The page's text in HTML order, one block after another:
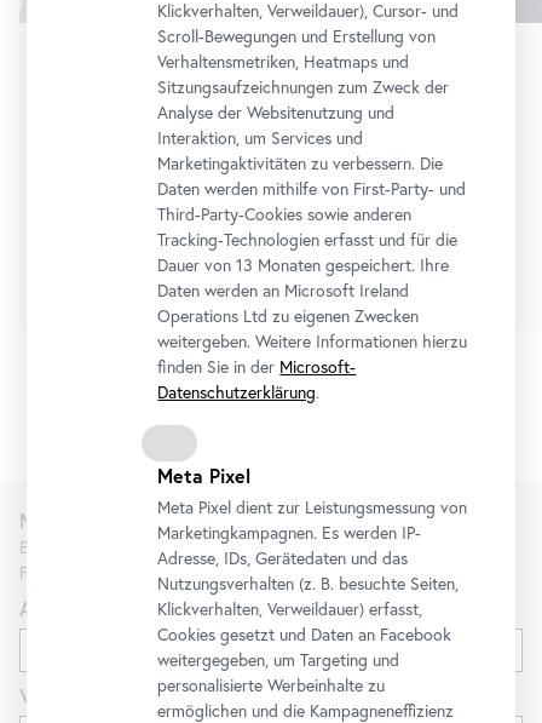
Ausstellung • Belvedere 21
Stellprobe
Sammlungszugänge der letzten Dekade in einem
Display von Heimo Zobernig
10. Juli 2026-4. Oktober 2026
Tickets
Newsletter
Erfahren Sie als Erste*r über neue Ausstellungen, Workshops,
Führungen und Aktionen des Belvedere.
Anrede
Vorname
Klickverhalten, Verweildauer), Cursor- und
Scroll-Bewegungen und Erstellung von
Verhaltensmetriken, Heatmaps und
Sitzungsaufzeichnungen zum Zweck der
Analyse der Websitenutzung und
Interaktion, um Services und
Marketingaktivitäten zu verbessern. Die
Daten werden mithilfe von First-Party- und
Third-Party-Cookies sowie anderen
Tracking-Technologien erfasst und für die
Dauer von 13 Monaten gespeichert. Ihre
Daten werden an Microsoft Ireland
Operations Ltd zu eigenen Zwecken
weitergeben. Weitere Informationen hierzu
finden Sie in der Microsoft-
Datenschutzerklärung.
Meta Pixel
Meta Pixel dient zur Leistungsmessung von
Marketingkampagnen. Es werden IP-
Adresse, IDs, Gerätedaten und das
Nutzungsverhalten (z. B. besuchte Seiten,
Klickverhalten, Verweildauer) erfasst,
Cookies gesetzt und Daten an Facebook
weitergegeben, um Targeting und
personalisierte Werbeinhalte zu
ermöglichen und die Kampagneneffizienz